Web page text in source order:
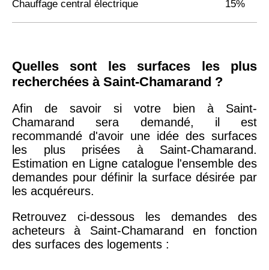
Chauffage central électrique 15%
Quelles sont les surfaces les plus
recherchées à Saint-Chamarand ?
Afin de savoir si votre bien à Saint-
Chamarand sera demandé, il est
recommandé d'avoir une idée des surfaces
les plus prisées à Saint-Chamarand.
Estimation en Ligne catalogue l'ensemble des
demandes pour définir la surface désirée par
les acquéreurs.
Retrouvez ci-dessous les demandes des
acheteurs à Saint-Chamarand en fonction
des surfaces des logements :